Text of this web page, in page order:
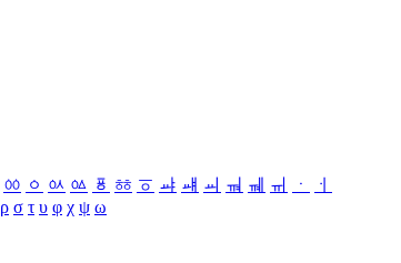
ㆀ ㆁ ㆂ ㆃ ㆄ ㆅ ㆆ ㆇ ㆈ ㆉ ㆊ ㆋ ㆌ ㆍ
ㆎ
ρ σ τ υ φ χ ψ ω